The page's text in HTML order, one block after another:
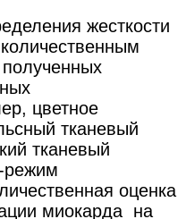
жесткости
цветное
тканевый
тканевый
режим
оценка
миокарда на